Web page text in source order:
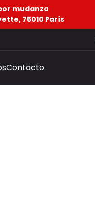
mudanza
75010 París
Contacto